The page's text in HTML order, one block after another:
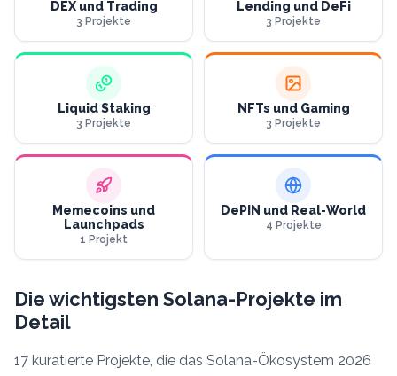
DEX und Trading
3 Projekte
Lending und DeFi
3 Projekte
Liquid Staking
3 Projekte
NFTs und Gaming
3 Projekte
Memecoins und
Launchpads
1 Projekt
DePIN und Real-World
4 Projekte
Die wichtigsten Solana-Projekte im
Detail
17 kuratierte Projekte, die das Solana-Ökosystem 2026